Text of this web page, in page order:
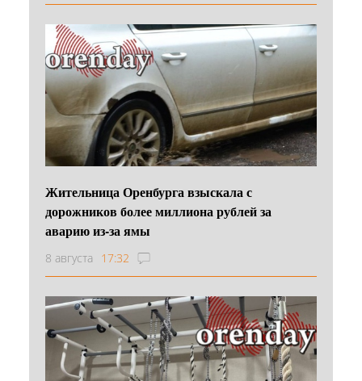
Жительница Оренбурга взыскала с
дорожников более миллиона рублей за
аварию из-за ямы
8 августа 17:32